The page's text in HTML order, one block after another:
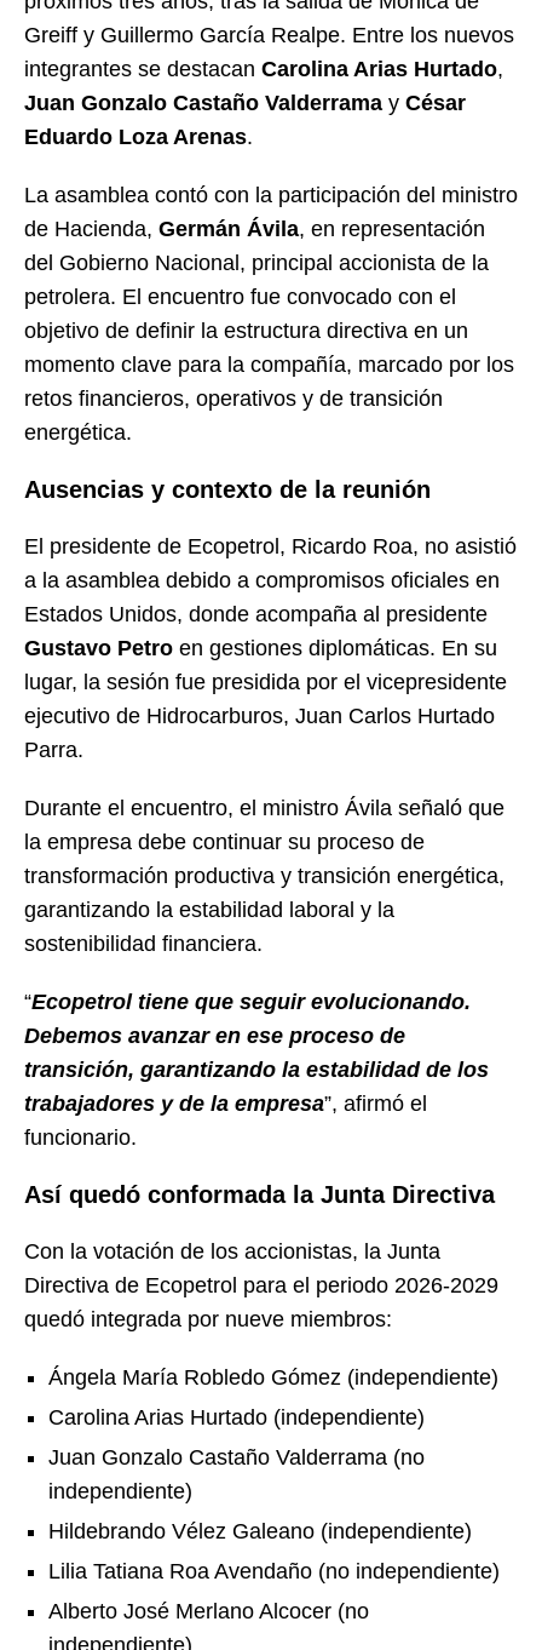
Greiff y Guillermo García Realpe. Entre los nuevos
integrantes se destacan Carolina Arias Hurtado,
Juan Gonzalo Castaño Valderrama y César
Eduardo Loza Arenas.
La asamblea contó con la participación del ministro
de Hacienda, Germán Ávila, en representación
del Gobierno Nacional, principal accionista de la
petrolera. El encuentro fue convocado con el
objetivo de definir la estructura directiva en un
momento clave para la compañía, marcado por los
retos financieros, operativos y de transición
energética.
Ausencias y contexto de la reunión
El presidente de Ecopetrol, Ricardo Roa, no asistió
a la asamblea debido a compromisos oficiales en
Estados Unidos, donde acompaña al presidente
Gustavo Petro en gestiones diplomáticas. En su
lugar, la sesión fue presidida por el vicepresidente
ejecutivo de Hidrocarburos, Juan Carlos Hurtado
Parra.
Durante el encuentro, el ministro Ávila señaló que
la empresa debe continuar su proceso de
transformación productiva y transición energética,
garantizando la estabilidad laboral y la
sostenibilidad financiera.
“Ecopetrol tiene que seguir evolucionando.
Debemos avanzar en ese proceso de
transición, garantizando la estabilidad de los
trabajadores y de la empresa”, afirmó el
funcionario.
Así quedó conformada la Junta Directiva
Con la votación de los accionistas, la Junta
Directiva de Ecopetrol para el periodo 2026-2029
quedó integrada por nueve miembros:
Ángela María Robledo Gómez (independiente)
Carolina Arias Hurtado (independiente)
Juan Gonzalo Castaño Valderrama (no
independiente)
Hildebrando Vélez Galeano (independiente)
Lilia Tatiana Roa Avendaño (no independiente)
Alberto José Merlano Alcocer (no
independiente)